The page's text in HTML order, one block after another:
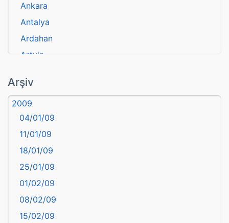
Ankara
Antalya
Ardahan
Artvin
Aydın
Balıkesir
Bartın
başkentler
Batman
Bayburt
Bilecik
Bingöl
Bitlis
Arşiv
2009
04/01/09
11/01/09
18/01/09
25/01/09
01/02/09
08/02/09
15/02/09